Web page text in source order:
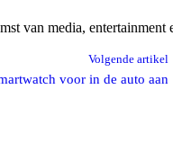
van media, entertainment
Volgende artikel
voor in de auto aan